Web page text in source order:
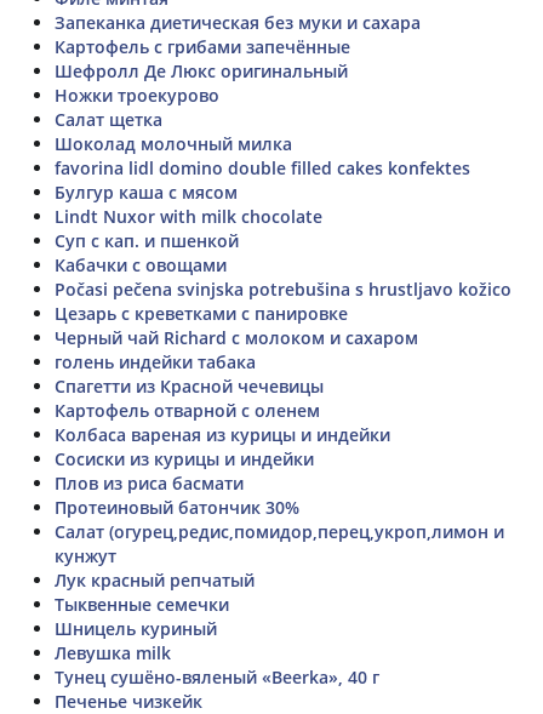
Запеканка диетическая без муки и сахара
Картофель с грибами запечённые
Шефролл Де Люкс оригинальный
Ножки троекурово
Салат щетка
Шоколад молочный милка
favorina lidl domino double filled cakes konfektes
Булгур каша с мясом
Lindt Nuxor with milk chocolate
Суп с кап. и пшенкой
Кабачки с овощами
Počasi pečena svinjska potrebušina s hrustljavo kožico
Цезарь с креветками с панировке
Черный чай Richard с молоком и сахаром
голень индейки табака
Спагетти из Красной чечевицы
Картофель отварной с оленем
Колбаса вареная из курицы и индейки
Сосиски из курицы и индейки
Плов из риса басмати
Протеиновый батончик 30%
Салат (огурец,редис,помидор,перец,укроп,лимон и
кунжут
Лук красный репчатый
Тыквенные семечки
Шницель куриный
Левушка milk
Тунец сушёно-вяленый «Beerka», 40 г
Печенье чизкейк